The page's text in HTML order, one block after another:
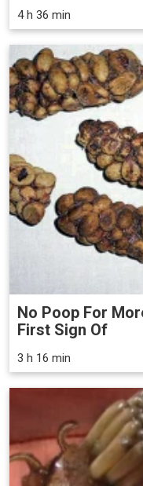
4 h 36 min
No Poop For
First Sign Of
3 h 16 min